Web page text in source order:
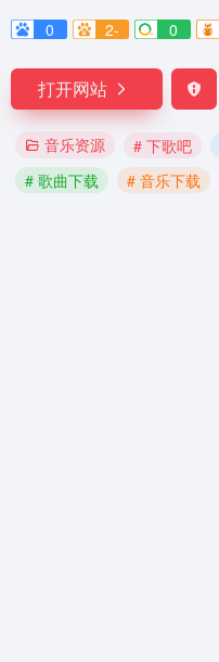
0
2- 0
打开网站
音乐资源 # 下歌吧
# 歌曲下载
# 音乐下载